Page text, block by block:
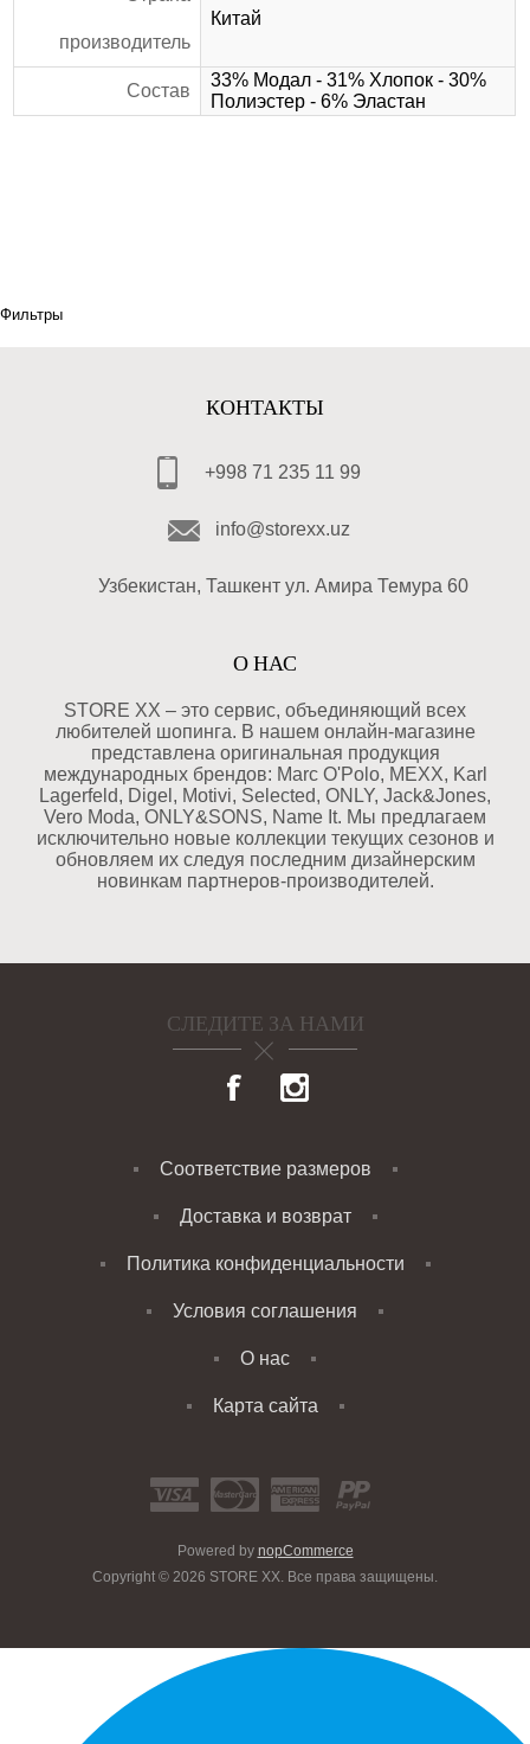
производитель
Китай
Состав
33% Модал - 31% Хлопок - 30%
Полиэстер - 6% Эластан
Фильтры
КОНТАКТЫ
+998 71 235 11 99
info@storexx.uz
Узбекистан, Ташкент ул. Амира Темура 60
О НАС
STORE XX – это сервис, объединяющий всех
любителей шопинга. В нашем онлайн-магазине
представлена оригинальная продукция
международных брендов: Marc O'Polo, MEXX, Karl
Lagerfeld, Digel, Motivi, Selected, ONLY, Jack&Jones,
Vero Moda, ONLY&SONS, Name It. Мы предлагаем
исключительно новые коллекции текущих сезонов и
обновляем их следуя последним дизайнерским
новинкам партнеров-производителей.
СЛЕДИТЕ ЗА НАМИ
Соответствие размеров
Доставка и возврат
Политика конфиденциальности
Условия соглашения
О нас
Карта сайта
Powered by nopCommerce
Copyright © 2026 STORE XX. Все права защищены.